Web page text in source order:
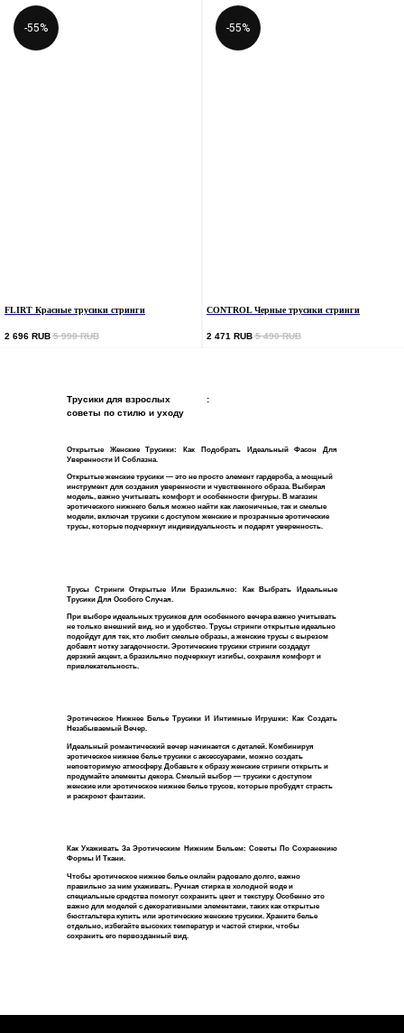
-55%
FLIRT Красные трусики стринги
2 696 RUB 5 990 RUB
-55%
CONTROL Черные трусики стринги
2 471 RUB 5 490 RUB
Открытые женские трусики — это не просто элемент гардероба, а мощный
инструмент для создания уверенности и чувственного образа. Выбирая
модель, важно учитывать комфорт и особенности фигуры. В магазин
эротического нижнего белья можно найти как лаконичные, так и смелые
модели, включая трусики с доступом женские и прозрачные эротические
трусы, которые подчеркнут индивидуальность и подарят уверенность.
При выборе идеальных трусиков для особенного вечера важно учитывать
не только внешний вид, но и удобство. Трусы стринги открытые идеально
подойдут для тех, кто любит смелые образы, а женские трусы с вырезом
добавят нотку загадочности. Эротические трусики стринги создадут
дерзкий акцент, а бразильяно подчеркнут изгибы, сохраняя комфорт и
привлекательность.
Идеальный романтический вечер начинается с деталей. Комбинируя
эротическое нижнее белье трусики с аксессуарами, можно создать
неповторимую атмосферу. Добавьте к образу женские стринги открыть и
продумайте элементы декора. Смелый выбор — трусики с доступом
женские или эротическое нижнее белье трусов, которые пробудят страсть
и раскроют фантазии.
Чтобы эротическое нижнее белье онлайн радовало долго, важно
правильно за ним ухаживать. Ручная стирка в холодной воде и
специальные средства помогут сохранить цвет и текстуру. Особенно это
важно для моделей с декоративными элементами, таких как открытые
бюстгальтера купить или эротические женские трусики. Храните белье
отдельно, избегайте высоких температур и частой стирки, чтобы
сохранить его первозданный вид.
Эротическое Нижнее Белье Трусики И Интимные Игрушки: Как Создать
Незабываемый Вечер.
Трусы Стринги Открытые Или Бразильяно: Как Выбрать Идеальные
Трусики Для Особого Случая.
Открытые Женские Трусики: Как Подобрать Идеальный Фасон Для
Уверенности И Соблазна.
Трусики для взрослых
:
советы по стилю и уходу
Как Ухаживать За Эротическим Нижним Бельем: Советы По Сохранению
Формы И Ткани.
PRELUDIYA
Уход за изделиями
КОНТАКТЫ
Онлайн менеджер
info@preludiiya.ru
TG
Обмен и возврат
Уход за изделиями